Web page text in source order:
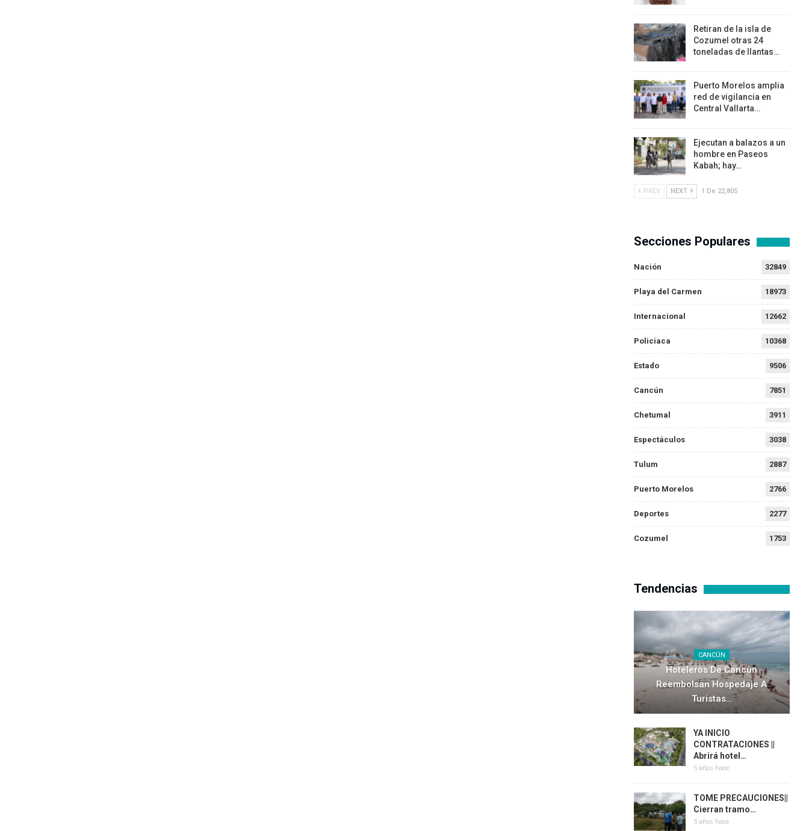
Retiran de la isla de
Cozumel otras 24
toneladas de llantas…
Puerto Morelos amplia
red de vigilancia en
Central Vallarta…
Ejecutan a balazos a un
hombre en Paseos
Kabah; hay…
PREV NEXT 1 De 22,805
Secciones Populares
Nación 32849
Playa del Carmen 18973
Internacional 12662
Policiaca 10368
Estado 9506
Cancún 7851
Chetumal 3911
Espectáculos 3038
Tulum 2887
Puerto Morelos 2766
Deportes 2277
Cozumel 1753
Tendencias
CANCÚN
Hoteleros De Cancún
Reembolsan Hospedaje A
Turistas…
YA INICIO
CONTRATACIONES ||
Abrirá hotel…
5 años hace
TOME PRECAUCIONES||
Cierran tramo…
5 años hace